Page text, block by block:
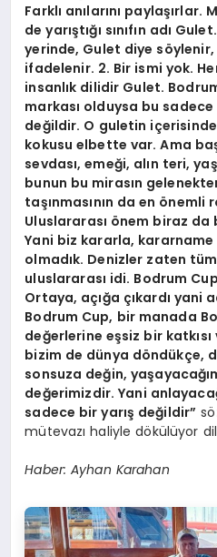
Farklı anılarını paylaşırlar.
de yarıştığı sınıfın adı
yerinde, Gulet diye
ifadelenir. 2. Bir ismi yok.
insanlık dilidir Gulet.
markası olduysa bu
değildir. O guletin
kokusu elbette var. Ama
sevdası, emeği, alın teri,
bunun bu mirasın
taşınmasının da en önemli
Uluslararası önem biraz da
Yani biz kararla, kararname
olmadık. Denizler zaten tüm
uluslararası idi. Bodrum
Ortaya, açığa çıkardı yani
Bodrum Cup, bir manada
değerlerine eşsiz bir katkısı
bizim de dünya döndükçe,
sonsuza değin,
değerimizdir. Yani
sadece bir yarış değildir”
mütevazı haliyle dökülüyor
Haber: Ayhan Karahan